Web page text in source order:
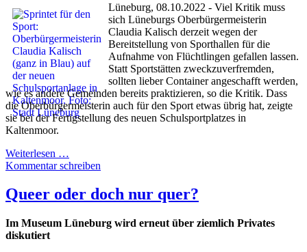
Lüneburg, 08.10.2022 - Viel Kritik muss
sich Lüneburgs Oberbürgermeisterin
Claudia Kalisch derzeit wegen der
Bereitstellung von Sporthallen für die
Aufnahme von Flüchtlingen gefallen lassen.
Statt Sportstätten zweckzuverfremden,
sollten lieber Container angeschafft werden,
wie es andere Gemeinden bereits praktizieren, so die Kritik. Dass
die Oberbürgermeisterin auch für den Sport etwas übrig hat, zeigte
sie bei der Fertigstellung des neuen Schulsportplatzes in
Kaltenmoor.
Weiterlesen …
Kommentar schreiben
Queer oder doch nur quer?
Im Museum Lüneburg wird erneut über ziemlich Privates
diskutiert